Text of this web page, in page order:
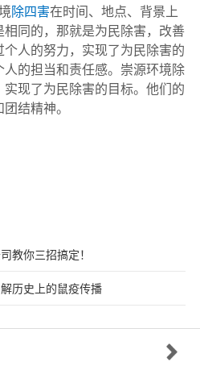
除四害在时间、地点、背景上
同的，那就是为民除害，改善
个人的努力，实现了为民除害的
人的担当和责任感。崇源环境除
现了为民除害的目标。他们的
结精神。
教你三招搞定！
历史上的鼠疫传播